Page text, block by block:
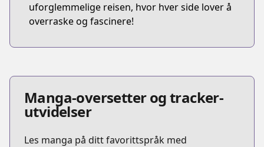
uforglemmelige reisen, hvor hver side lover å
overraske og fascinere!
Manga-oversetter og tracker-
utvidelser
Les manga på ditt favorittspråk med